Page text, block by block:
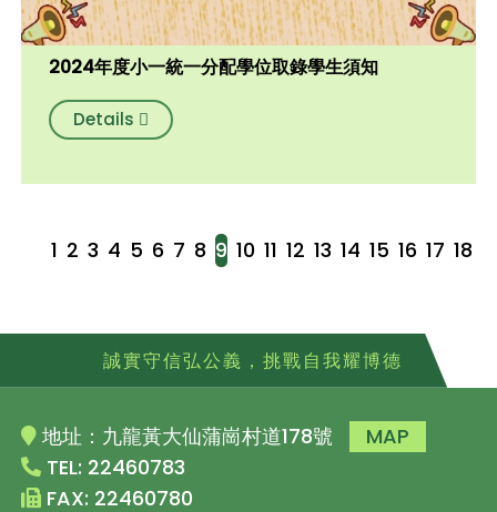
2024年度小一統一分配學位取錄學生須知
Details
1 2 3 4 5 6 7 8 9 10 11 12 13 14 15 16 17 18
誠實守信弘公義，挑戰自我耀博德
地址：九龍黃大仙蒲崗村道178號
MAP
TEL: 22460783
FAX: 22460780